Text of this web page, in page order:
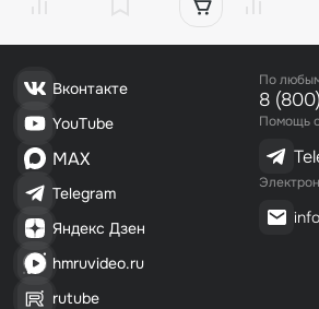
00000000068
0/2T) нерж.
Вконтакте
YouTube
MAX
Telegram
Яндекс Дзен
hmruvideo.ru
rutube
По
8
Помощь